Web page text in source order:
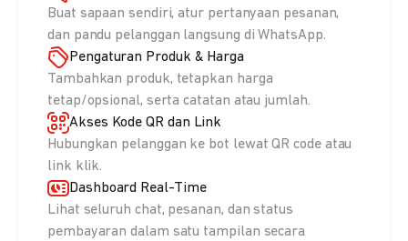
Buat sapaan sendiri, atur pertanyaan pesanan,
dan pandu pelanggan langsung di WhatsApp.
Pengaturan Produk & Harga
Tambahkan produk, tetapkan harga
tetap/opsional, serta catatan atau jumlah.
Akses Kode QR dan Link
Hubungkan pelanggan ke bot lewat QR code atau
link klik.
Dashboard Real-Time
Lihat seluruh chat, pesanan, dan status
pembayaran dalam satu tampilan secara